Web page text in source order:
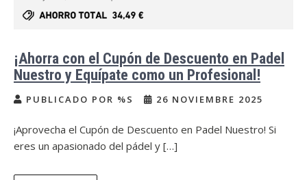
¡Ahorra con el Cupón de Descuento en Padel
Nuestro y Equípate como un Profesional!
PUBLICADO POR %S 26 NOVIEMBRE 2025
¡Aprovecha el Cupón de Descuento en Padel Nuestro! Si
eres un apasionado del pádel y […]